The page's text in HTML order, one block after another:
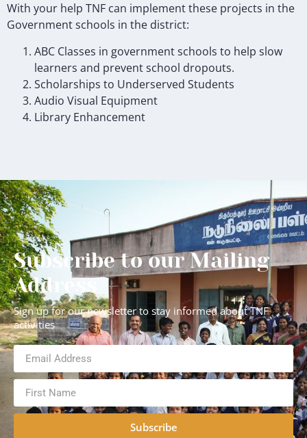
With your help TNF can implement these projects in the
Government schools in the district:
ABC Classes in government schools to help slow
learners and prevent school dropouts.
Scholarships to Underserved Students
Audio Visual Equipment
Library Enhancement
Subscribe to our Mailing
Address
Sign up for our newsletter to stay informed about TNF
activities
Subscribe